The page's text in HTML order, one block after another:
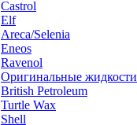
Castrol
Elf
Areca/Selenia
Eneos
Ravenol
Оригинальные жидкости
British Petroleum
Turtle Wax
Shell